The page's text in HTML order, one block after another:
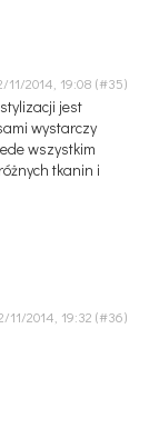
11/2014, 19:08
jest
wystarczy
wszystkim
tkanin i
11/2014, 19:32